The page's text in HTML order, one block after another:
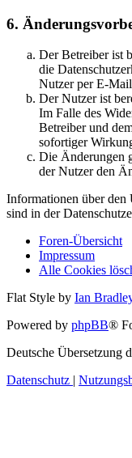
6.
Der Betreiber ist
die
Nutzer per E-
Der Nutzer ist
Im Falle des
Betreiber und
sofortiger
Die Änderungen
der Nutzer den
Informationen über den
sind in der
Foren-Übersicht
Impressum
Alle Cookies
Flat Style by Ian
Powered by phpBB®
Deutsche Übersetzung
Datenschutz |